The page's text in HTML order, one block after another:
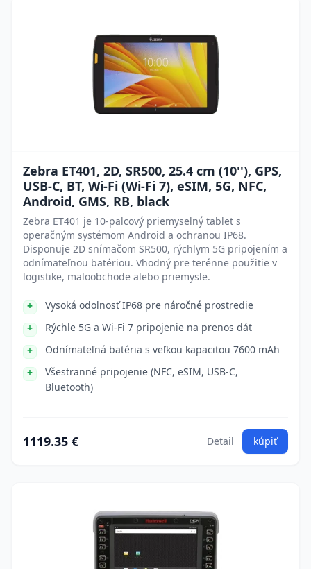
Zebra ET401, 2D, SR500, 25.4 cm (10''), GPS,
USB-C, BT, Wi-Fi (Wi-Fi 7), eSIM, 5G, NFC,
Android, GMS, RB, black
Zebra ET401 je 10-palcový priemyselný tablet s
operačným systémom Android a ochranou IP68.
Disponuje 2D snímačom SR500, rýchlym 5G pripojením a
odnímateľnou batériou. Vhodný pre terénne použitie v
logistike, maloobchode alebo priemysle.
Vysoká odolnosť IP68 pre náročné prostredie
Rýchle 5G a Wi-Fi 7 pripojenie na prenos dát
Odnímateľná batéria s veľkou kapacitou 7600 mAh
Všestranné pripojenie (NFC, eSIM, USB-C,
Bluetooth)
1119.35 € Detail kúpiť